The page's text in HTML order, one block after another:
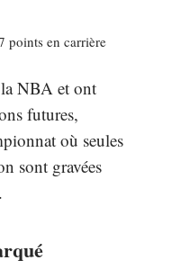
points en carrière
NBA et ont
futures,
où seules
sont gravées